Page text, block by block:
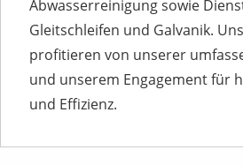
Abwasserreinigung sowie
Gleitschleifen und Galvanik.
profitieren von unserer
und unserem Engagement für
und Effizienz.